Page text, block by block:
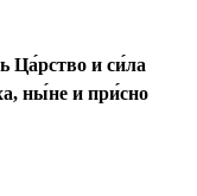
Ца́рство и си́ла
ны́не и при́сно